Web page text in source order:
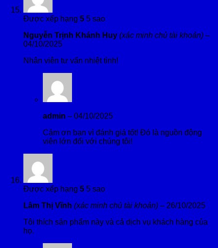
Được xếp hạng 5 5 sao
Nguyễn Trịnh Khánh Huy (xác minh chủ tài khoản) –
04/10/2025
Nhân viên tư vấn nhiệt tình!
admin – 04/10/2025
Cảm ơn bạn vì đánh giá tốt! Đó là nguồn động
viên lớn đối với chúng tôi!
Được xếp hạng 5 5 sao
Lâm Thị Vĩnh (xác minh chủ tài khoản) – 26/10/2025
Tôi thích sản phẩm này và cả dịch vụ khách hàng của
họ.